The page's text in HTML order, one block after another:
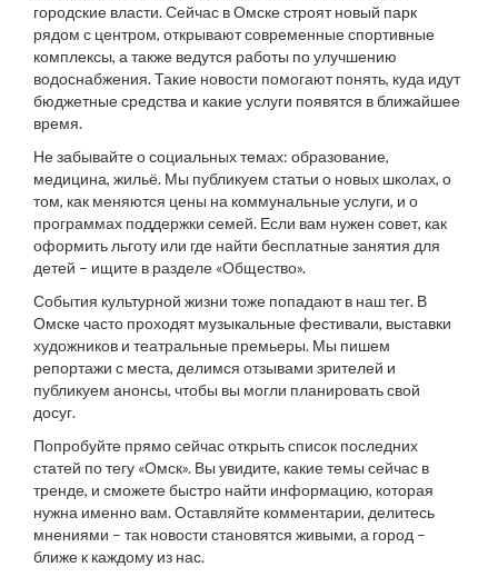
городские власти. Сейчас в Омске строят новый парк
рядом с центром, открывают современные спортивные
комплексы, а также ведутся работы по улучшению
водоснабжения. Такие новости помогают понять, куда идут
бюджетные средства и какие услуги появятся в ближайшее
время.
Не забывайте о социальных темах: образование,
медицина, жильё. Мы публикуем статьи о новых школах, о
том, как меняются цены на коммунальные услуги, и о
программах поддержки семей. Если вам нужен совет, как
оформить льготу или где найти бесплатные занятия для
детей – ищите в разделе «Общество».
События культурной жизни тоже попадают в наш тег. В
Омске часто проходят музыкальные фестивали, выставки
художников и театральные премьеры. Мы пишем
репортажи с места, делимся отзывами зрителей и
публикуем анонсы, чтобы вы могли планировать свой
досуг.
Попробуйте прямо сейчас открыть список последних
статей по тегу «Омск». Вы увидите, какие темы сейчас в
тренде, и сможете быстро найти информацию, которая
нужна именно вам. Оставляйте комментарии, делитесь
мнениями – так новости становятся живыми, а город –
ближе к каждому из нас.